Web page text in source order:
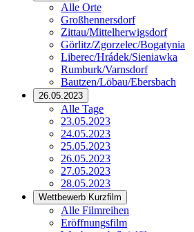
Alle Orte
Großhennersdorf
Zittau/Mittelherwigsdorf
Görlitz/Zgorzelec/Bogatynia
Liberec/Hrádek/Sieniawka
Rumburk/Varnsdorf
Bautzen/Löbau/Ebersbach
26.05.2023
Alle Tage
23.05.2023
24.05.2023
25.05.2023
26.05.2023
27.05.2023
28.05.2023
Wettbewerb Kurzfilm
Alle Filmreihen
Eröffnungsfilm